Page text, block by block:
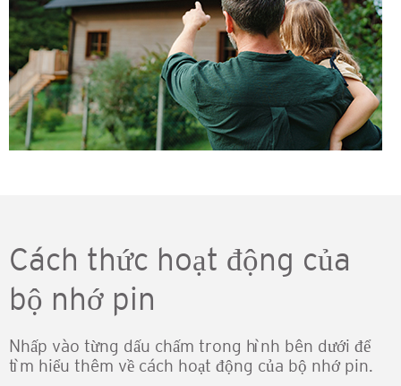
Cách thức hoạt động của
bộ nhớ pin
Nhấp vào từng dấu chấm trong hình bên dưới để
tìm hiểu thêm về cách hoạt động của bộ nhớ pin.